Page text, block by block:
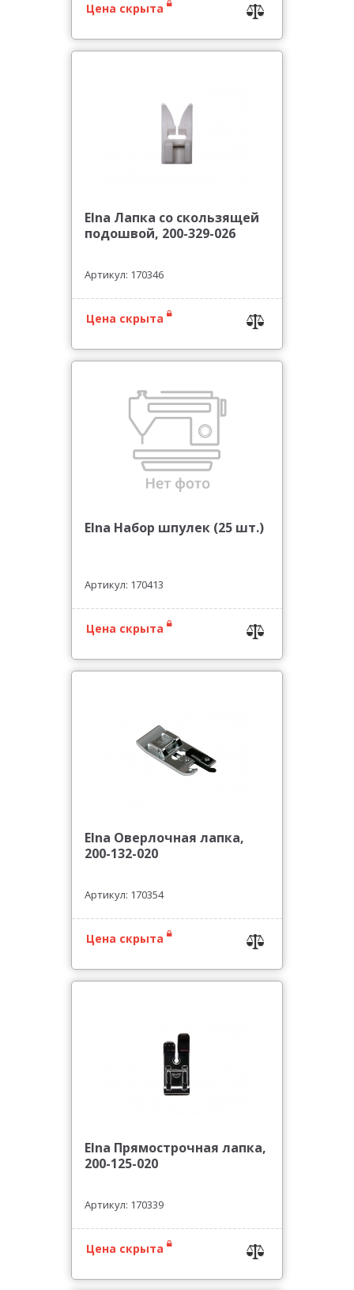
Цена скрыта
Elna Лапка со скользящей
подошвой, 200-329-026
Артикул: 170346
Цена скрыта
Elna Набор шпулек (25 шт.)
Артикул: 170413
Цена скрыта
Elna Оверлочная лапка,
200-132-020
Артикул: 170354
Цена скрыта
Elna Прямострочная лапка,
200-125-020
Артикул: 170339
Цена скрыта